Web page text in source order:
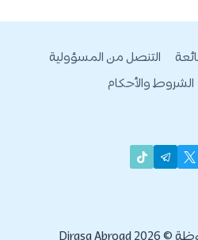
التنصل من المسؤولية
الشروط والأحكام